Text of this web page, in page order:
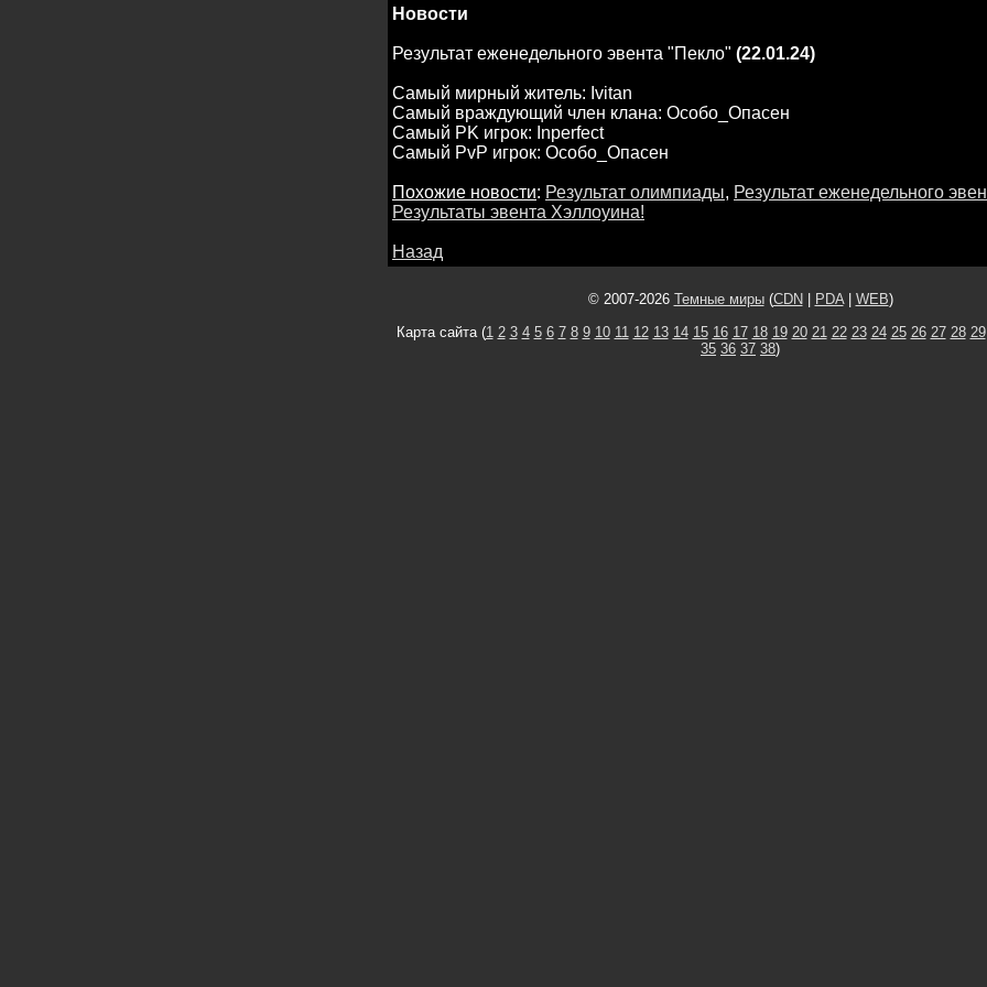
Новости
Результат еженедельного эвента "Пекло" (22.01.24)
Самый мирный житель: Ivitan
Самый враждующий член клана: Особо_Опасен
Самый PK игрок: Inperfect
Самый PvP игрок: Особо_Опасен
Похожие новости: Результат олимпиады, Результат еженедельного
Результаты эвента Хэллоуина!
Назад
© 2007-2026 Темные миры(CDN PDA| WEB)
Карта сайта (1 2 3 4 5 6 7 8 9 10 11 12 13 14 15 16 17 18 19 20 21 22 23 24 25 26 27 28 29
35 36 37 38)